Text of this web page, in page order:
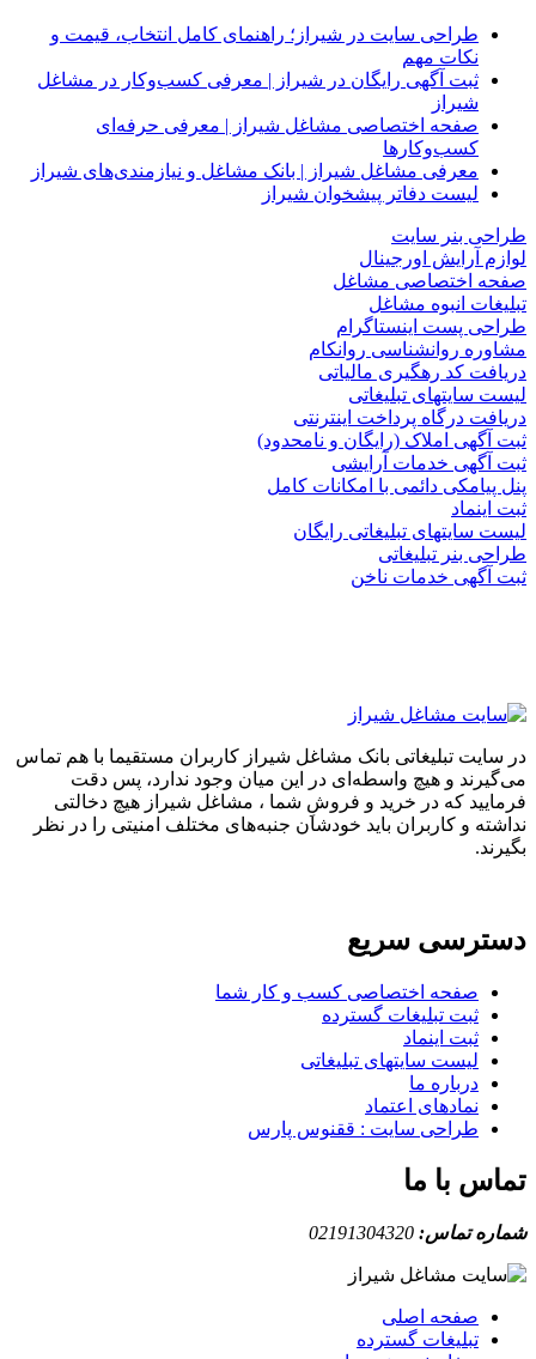
طراحی سایت در شیراز؛ راهنمای کامل انتخاب، قیمت و
نکات مهم
ثبت آگهی رایگان در شیراز | معرفی کسب‌وکار در مشاغل
شیراز
صفحه اختصاصی مشاغل شیراز | معرفی حرفه‌ای
کسب‌وکارها
معرفی مشاغل شیراز | بانک مشاغل و نیازمندی‌های شیراز
لیست دفاتر پیشخوان شیراز
طراحی بنر سایت
لوازم آرایش اورجینال
صفحه اختصاصی مشاغل
تبلیغات انبوه مشاغل
طراحی پست اینستاگرام
مشاوره روانشناسی روانکام
دریافت کد رهگیری مالیاتی
لیست سایتهای تبلیغاتی
دریافت درگاه پرداخت اینترنتی
ثبت آگهی املاک (رایگان و نامحدود)
ثبت آگهی خدمات آرایشی
پنل پیامکی دائمی با امکانات کامل
ثبت اینماد
لیست سایتهای تبلیغاتی رایگان
طراحی بنر تبلیغاتی
ثبت آگهی خدمات ناخن
در سایت تبلیغاتی بانک مشاغل شیراز کاربران مستقیما با هم تماس
می‌گیرند و هیچ واسطه‌ای در این میان وجود ندارد، پس دقت
فرمایید که در خرید و فروشِ شما ، مشاغل شیراز هیچ دخالتی
نداشته و کاربران باید خودشان جنبه‌های مختلف امنیتی را در نظر
بگیرند.
دسترسی سریع
صفحه اختصاصی کسب و کار شما
ثبت تبلیغات گسترده
ثبت اینماد
لیست سایتهای تبلیغاتی
درباره ما
نمادهای اعتماد
طراحی سایت : ققنوس پارس
تماس با ما
شماره تماس: 02191304320
صفحه اصلی
تبلیغات گسترده